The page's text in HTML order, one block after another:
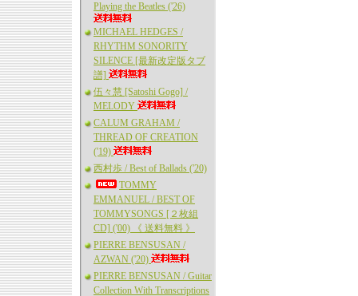
Playing the Beatles ('26)
MICHAEL HEDGES /
RHYTHM SONORITY
SILENCE [最新改定版タブ
譜]
伍々慧 [Satoshi Gogo] /
MELODY
CALUM GRAHAM /
THREAD OF CREATION
('19)
西村歩 / Best of Ballads ('20)
TOMMY
EMMANUEL / BEST OF
TOMMYSONGS [２枚組
CD] ('00) 《 送料無料 》
PIERRE BENSUSAN /
AZWAN ('20)
PIERRE BENSUSAN / Guitar
Collection With Transcriptions